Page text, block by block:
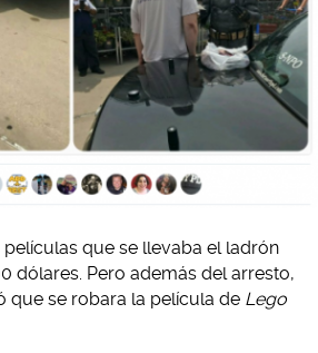
que se llevaba el ladrón
dólares. Pero además del arresto,
que se robara la película de Lego